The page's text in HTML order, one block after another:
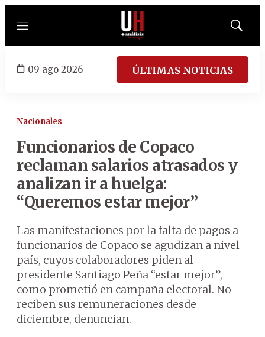
Menú
Mostrar
09 ago 2026 ÚLTIMAS NOTICIAS
Nacionales
Funcionarios de Copaco
reclaman salarios atrasados y
analizan ir a huelga:
“Queremos estar mejor”
Las manifestaciones por la falta de pagos a
funcionarios de Copaco se agudizan a nivel
país, cuyos colaboradores piden al
presidente Santiago Peña “estar mejor”,
como prometió en campaña electoral. No
reciben sus remuneraciones desde
diciembre, denuncian.